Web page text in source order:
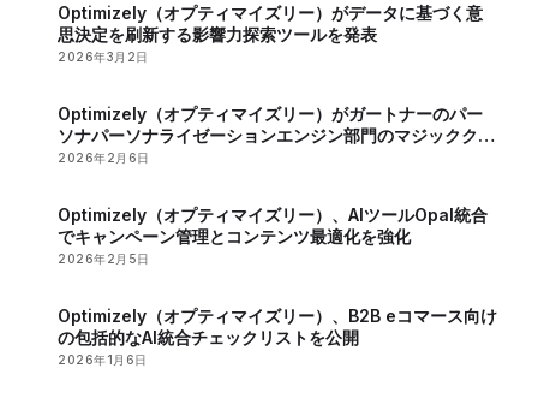
Optimizely（オプティマイズリー）がデータに基づく意
思決定を刷新する影響力探索ツールを発表
2026年3月2日
Optimizely（オプティマイズリー）がガートナーのパー
ソナパーソナライゼーションエンジン部門のマジッククア
ドラントで2年連続のリーダーに認定
2026年2月6日
Optimizely（オプティマイズリー）、AIツールOpal統合
でキャンペーン管理とコンテンツ最適化を強化
2026年2月5日
Optimizely（オプティマイズリー）、B2B eコマース向け
の包括的なAI統合チェックリストを公開
2026年1月6日